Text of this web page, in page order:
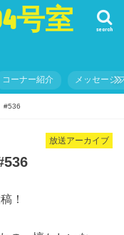
号室
search
コーナー紹介 メッセージ
#536
放送アーカイブ
！